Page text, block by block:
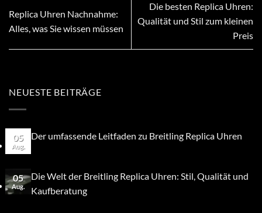
Replica Uhren Nachnahme:
Alles, was Sie wissen müssen
Die besten Replica Uhren:
Qualität und Stil zum kleinen
Preis
NEUESTE BEITRÄGE
05
Aug.
Der umfassende Leitfaden zu Breitling Replica Uhren
05
Aug.
Die Welt der Breitling Replica Uhren: Stil, Qualität und
Kaufberatung